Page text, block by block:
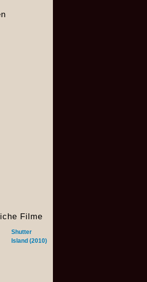
Filme
Shutter
Island (2010)